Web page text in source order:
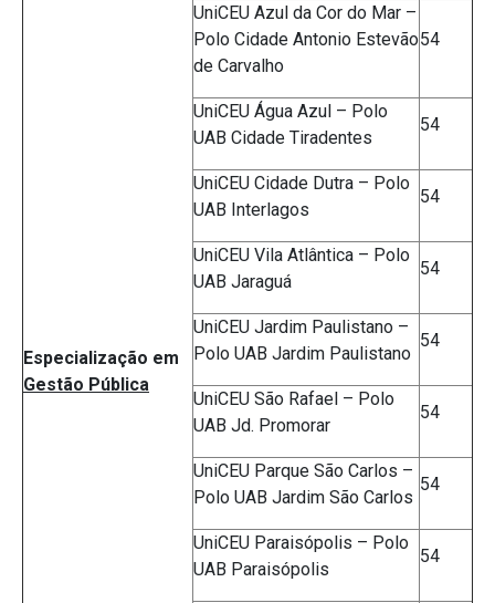
Especialização em
Gestão Pública
UniCEU Azul da Cor do Mar –
Polo Cidade Antonio Estevão
de Carvalho
54
UniCEU Água Azul – Polo
UAB Cidade Tiradentes
54
UniCEU Cidade Dutra – Polo
UAB Interlagos
54
UniCEU Vila Atlântica – Polo
UAB Jaraguá
54
UniCEU Jardim Paulistano –
Polo UAB Jardim Paulistano
54
UniCEU São Rafael – Polo
UAB Jd. Promorar
54
UniCEU Parque São Carlos –
Polo UAB Jardim São Carlos
54
UniCEU Paraisópolis – Polo
UAB Paraisópolis
54